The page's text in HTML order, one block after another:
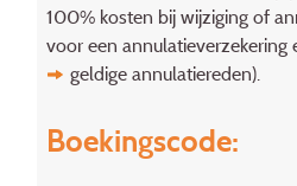
100% kosten bij wijziging of
voor een annulatieverzekering
geldige annulatiereden).
Boekingscode: